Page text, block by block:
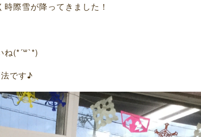
際雪が降ってきました！
(*´꒳`*)
です♪